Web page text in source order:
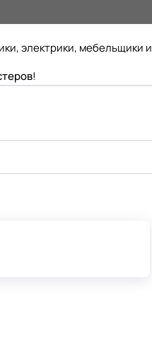
электрики, мебельщики и
!